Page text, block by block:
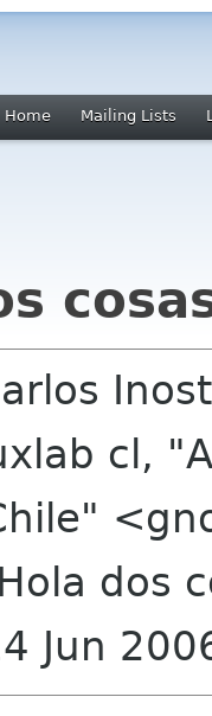
Home Mailing Lists
cl,
dos
Jun